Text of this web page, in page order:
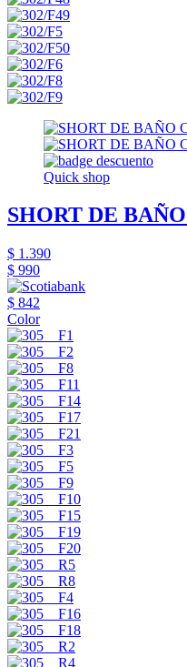
Quick shop
SHORT DE
$ 1.390
$ 990
$ 842
Color